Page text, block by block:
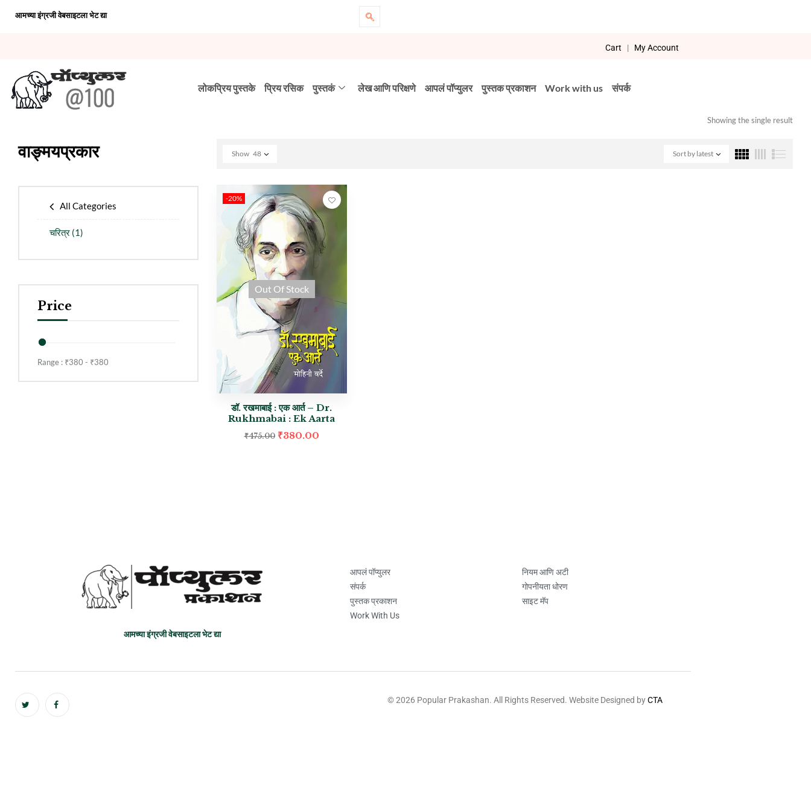
आमच्या इंग्रजी वेबसाइटला भेट द्या
Cart | My Account
लोकप्रिय पुस्तके प्रिय रसिक पुस्तकं लेख आणि परिक्षणे आपलं पॉप्युलर पुस्तक प्रकाशन Work with us संपर्क
वाङ्मयप्रकार
All Categories
चरित्र (1)
Price
Range : ₹380 - ₹380
Showing the single result
Sort by latest
Show 48
-20%
Out Of Stock
डॉ. रखमाबाई : एक आर्त – Dr.
Rukhmabai : Ek Aarta
₹475.00 ₹380.00
आमच्या इंग्रजी वेबसाइटला भेट द्या
आपलं पॉप्युलर
संपर्क
पुस्तक प्रकाशन
Work With Us
नियम आणि अटी
गोपनीयता धोरण
साइट मॅप
© 2026 Popular Prakashan. All Rights Reserved. Website Designed byCTA